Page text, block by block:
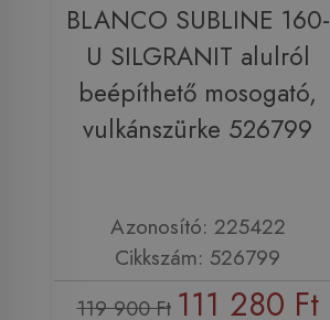
BLANCO SUBLINE 160-
U SILGRANIT alulról
beépíthető mosogató,
vulkánszürke 526799
Azonosító: 225422
Cikkszám: 526799
119 900 Ft 111 280 Ft